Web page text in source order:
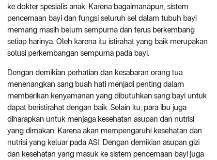
ke dokter spesialis anak. Karena bagaimanapun, sistem
pencernaan bayi dan fungsi seluruh sel dalam tubuh bayi
memang masih belum sempurna dan terus berkembang
setiap harinya. Oleh karena itu istirahat yang baik merupakan
solusi perkembangan sempurna pada bayi.
Dengan demikian perhatian dan kesabaran orang tua
menenangkan sang buah hati menjadi penting dalam
memberikan kenyamanan yang dibutuhkan sang bayi untuk
dapat beristirahat dengan baik. Selain itu, para ibu juga
diharapkan untuk menjaga kesehatan asupan dan nutrisi
yang dimakan. Karena akan mempengaruhi kesehatan dan
nutrisi yang keluar pada ASI. Dengan demikian asupan gizi
dan kesehatan yang masuk ke sistem pencernaan bayi juga